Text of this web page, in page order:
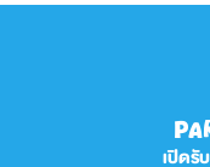
เปิดรั